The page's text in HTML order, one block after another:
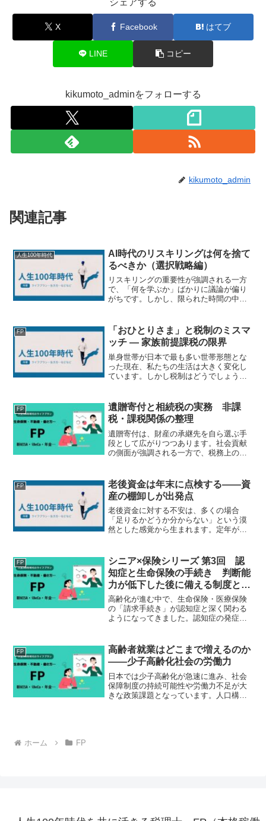
シェアする
X Facebook はてブ
LINE コピー
kikumoto_adminをフォローする
kikumoto_admin
関連記事
人生100年時代
AI時代のリスキリングは何を捨て
るべきか（選択戦略編）
リスキリングの重要性が強調される一方
で、「何を学ぶか」ばかりに議論が偏り
がちです。しかし、限られた時間の中で
によって、これまで価値があったスキル
の一部は急速に陳腐化し...
FP
「おひとりさま」と税制のミスマ
ッチ ― 家族前提課税の限界
単身世帯が日本で最も多い世帯形態とな
った現在、私たちの生活は大きく変化し
ています。しかし税制はどうでしょう
を前提に設計されています。その結果、
「おひとりさま」であること...
FP
遺贈寄付と相続税の実務 非課
税・課税関係の整理
遺贈寄付は、財産の承継先を自ら選ぶ手
段として広がりつつあります。社会貢献
の側面が強調される一方で、税務上の取
寄付先の属性や遺言の形式によって、相
続税の課税関係が大きく異...
FP
老後資金は年末に点検する――資
産の棚卸しが出発点
老後資金に対する不安は、多くの場合
「足りるかどうか分からない」という漠
然とした感覚から生まれます。定年が視
かし、忙しさに追われる中で、自分がい
まどれだけの金融資産を持...
FP
シニア×保険シリーズ 第3回 認
知症と生命保険の手続き 判断能
力が低下した後に備える制度と実
務ポイント
高齢化が進む中で、生命保険・医療保険
の「請求手続き」が認知症と深く関わる
ようになってきました。認知症の発症に
事態が生じることがあります。また、契
約内容の照会や解約、新た...
FP
高齢者就業はどこまで増えるのか
――少子高齢化社会の労働力
日本では少子高齢化が急速に進み、社会
保障制度の持続可能性や労働力不足が大
きな政策課題となっています。人口構造
ホーム
FP